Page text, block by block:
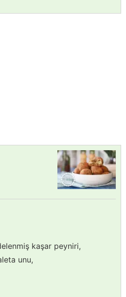
kaşar peyniri,
unu,